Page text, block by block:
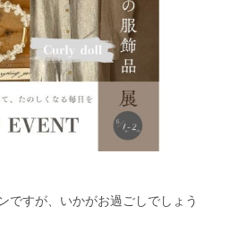
0965-52-0323
096-274-8175
ですが、いかがお過ごしでしょう